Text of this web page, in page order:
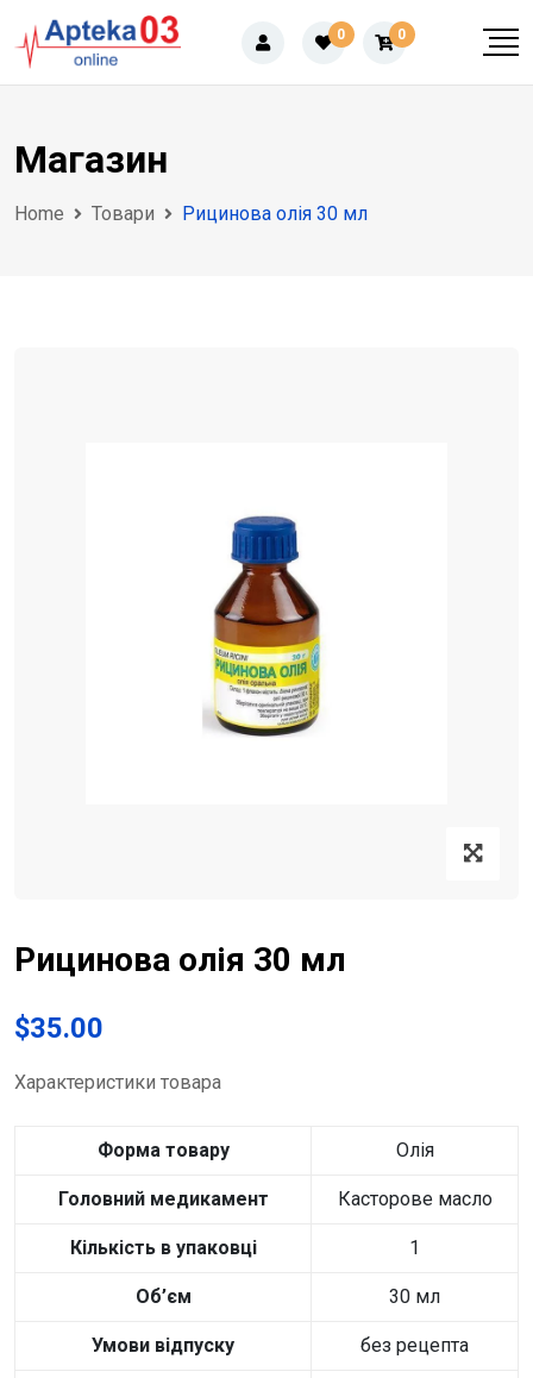
to
content
0 0
Магазин
Home Товари Рицинова олія 30 мл
Рицинова олія 30 мл
$35.00
Характеристики товара
Форма товару Олія
Головний медикамент Касторове масло
Кількість в упаковці 1
Об’єм 30 мл
Умови відпуску без рецепта